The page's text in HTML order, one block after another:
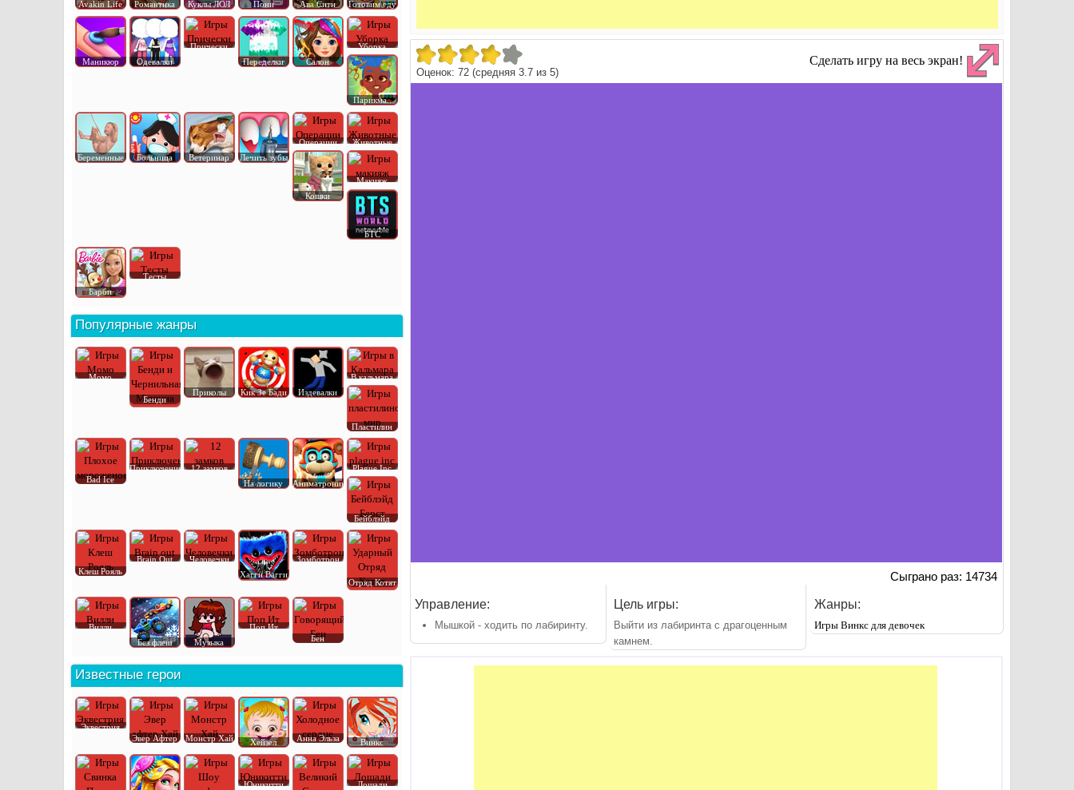
Оценок:72 (средняя3.7 из5)
Сделать игру на весь экран!
Сыграно раз: 14734
Управление:
Мышкой - ходить по лабиринту.
Цель игры:
Выйти из лабиринта с драгоценным
камнем.
Жанры:
Игры Винкс для девочек
Avakin Life Романтика Куклы ЛОЛ Пони Ава Сити Готовим еду
Маникюр Одевалки
Прически
Переделки
Салон
Уборка
Парикма..
Беременные Больница Ветеринар Лечить зубы
Операции Животные
Кошки
Макияж
БТС
Барби
Тесты
Популярные жанры
Момо
Бенди
Приколы Кик Зе Бади Издевалки
В кальмара
Пластилин
Bad Ice
Приключения
12 замков
На логику
Аниматроник
Plague Inc
Бейблэйд
Клеш Рояль
Brain Out
Человечки
Хагги Вагги
Зомботрон
Отряд Котят
Вилли
Без флеш
Музыка
Поп Ит
Бен
Известные герои
Эквестрия
Эвер Афтер
Монстр Хай Хейзел Анна Эльза Винкс
Юникитти
Лошади